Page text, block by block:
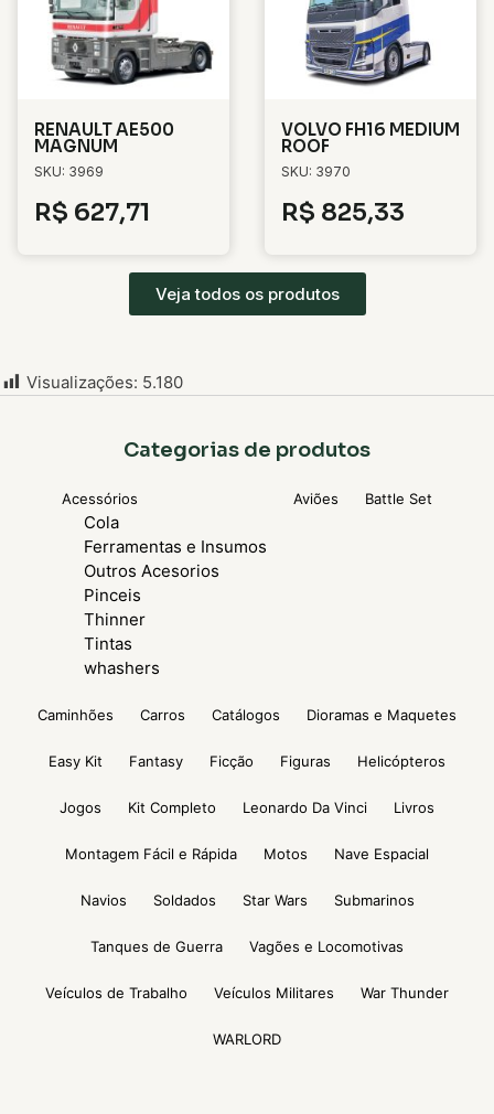
RENAULT AE500
MAGNUM
SKU: 3969
R$ 627,71
VOLVO FH16 MEDIUM
ROOF
SKU: 3970
R$ 825,33
Veja todos os produtos
Visualizações: 5.180
Categorias de produtos
Acessórios
Cola
Ferramentas e Insumos
Outros Acesorios
Pinceis
Thinner
Tintas
whashers
Aviões Battle Set
Caminhões Carros Catálogos Dioramas e Maquetes
Easy Kit Fantasy Ficção Figuras Helicópteros
Jogos Kit Completo Leonardo Da Vinci Livros
Montagem Fácil e Rápida Motos Nave Espacial
Navios Soldados Star Wars Submarinos
Tanques de Guerra Vagões e Locomotivas
Veículos de Trabalho Veículos Militares War Thunder
WARLORD